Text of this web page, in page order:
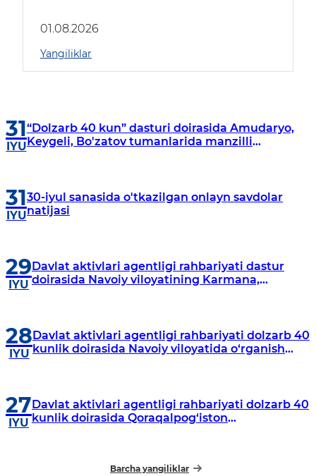
borildi
01.08.2026
Yangiliklar
31
IYU
“Dolzarb 40 kun” dasturi doirasida Amudaryo,
Keygeli, Bo'zatov tumanlarida manzilli
31
IYU
30-iyul sanasida o'tkazilgan onlayn savdolar
natijasi
29
IYU
Davlat aktivlari agentligi rahbariyati dastur
doirasida Navoiy viloyatining Karmana,
28
IYU
Davlat aktivlari agentligi rahbariyati dolzarb 40
kunlik doirasida Navoiy viloyatida o‘rganish
27
IYU
Davlat aktivlari agentligi rahbariyati dolzarb 40
kunlik doirasida Qoraqalpog‘iston
Barcha yangiliklar